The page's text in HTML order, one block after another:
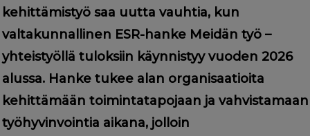
kehittämistyö saa uutta vauhtia, kun
valtakunnallinen ESR-hanke Meidän työ –
yhteistyöllä tuloksiin käynnistyy vuoden 2026
alussa. Hanke tukee alan organisaatioita
kehittämään toimintatapojaan ja vahvistamaan
työhyvinvointia aikana, jolloin